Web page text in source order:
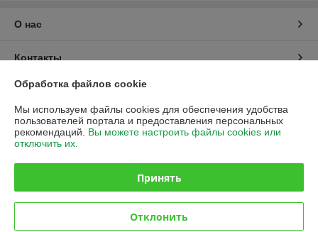
О нас
Контакты
Доставка и оплата
График работы
Политика обработки cookies
Сайт создан на платформе Deal.by
Обработка файлов cookie
Мы используем файлы cookies для обеспечения удобства
пользователей портала и предоставления персональных
рекомендаций. Вы можете настроить файлы cookies или
отключить их.
Принять
Отклонить